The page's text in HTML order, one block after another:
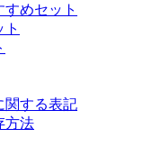
めセット
関する表記
方法